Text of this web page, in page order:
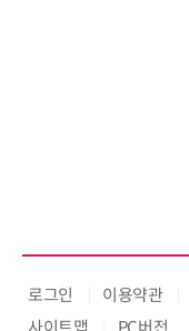
로그인 이용약관